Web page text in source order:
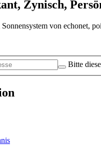
Zynisch,
von echonet,
Bitte